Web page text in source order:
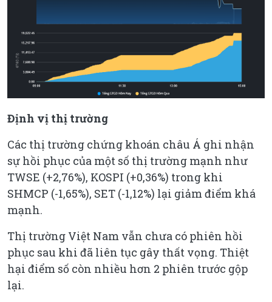
Định vị thị trường
Các thị trường chứng khoán châu Á ghi nhận
sự hồi phục của một số thị trường mạnh như
TWSE (+2,76%), KOSPI (+0,36%) trong khi
SHMCP (-1,65%), SET (-1,12%) lại giảm điểm khá
mạnh.
Thị trường Việt Nam vẫn chưa có phiên hồi
phục sau khi đã liên tục gây thất vọng. Thiệt
hại điểm số còn nhiều hơn 2 phiên trước gộp
lại.